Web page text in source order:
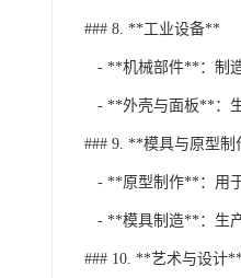
### 8. **工业设备**
- **机械部件**：制造
- **外壳与面板**：生
### 9. **模具与原型
- **原型制作**：用于
- **模具制造**：生产
### 10. **艺术与设计